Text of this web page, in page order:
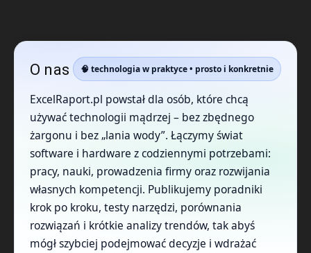
O nas 🧠 technologia w praktyce • prosto i konkretnie
ExcelRaport.pl powstał dla osób, które chcą
używać technologii mądrzej – bez zbędnego
żargonu i bez „lania wody”. Łączymy świat
software i hardware z codziennymi potrzebami:
pracy, nauki, prowadzenia firmy oraz rozwijania
własnych kompetencji. Publikujemy poradniki
krok po kroku, testy narzędzi, porównania
rozwiązań i krótkie analizy trendów, tak abyś
mógł szybciej podejmować decyzje i wdrażać